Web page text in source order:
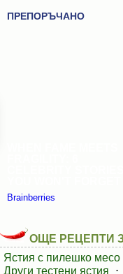
ОЩЕ РЕЦЕПТИ
Ястия с пилешко месо
Други тестени ястия
⋅